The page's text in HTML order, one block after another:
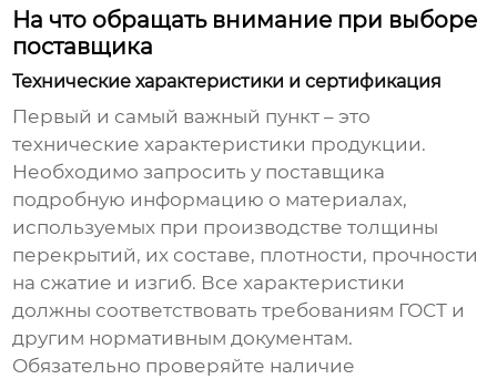
На что обращать внимание при выборе
поставщика
Технические характеристики и сертификация
Первый и самый важный пункт – это
технические характеристики продукции.
Необходимо запросить у поставщика
подробную информацию о материалах,
используемых при производстветолщины
перекрытий, их составе, плотности, прочности
на сжатие и изгиб. Все характеристики
должны соответствовать требованиям ГОСТ и
другим нормативным документам.
Обязательно проверяйте наличие